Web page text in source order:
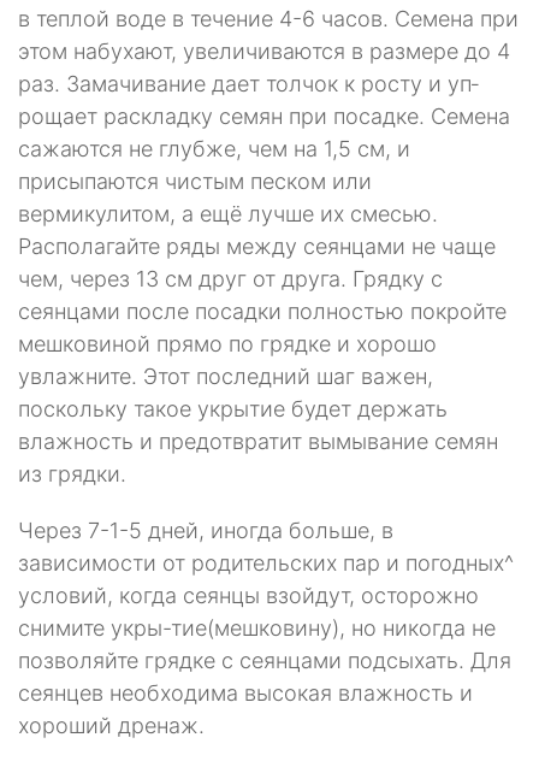
в теплой воде в течение 4-6 часов. Семена при
этом набуха­ют, увеличиваются в размере до 4
раз. Замачивание дает толчок к росту и уп­
рощает раскладку семян при посадке. Семена
сажаются не глубже, чем на 1,5 см, и
присыпаются чистым песком или
вермикулитом, а ещё лучше их смесью.
Располагайте ряды между сеянцами не чаще
чем, через 13 см друг от друга. Грядку с
сеянцами после посадки полностью покройте
мешковиной прямо по грядке и хорошо
увлажните. Этот последний шаг важен,
поскольку такое ук­рытие будет держать
влажность и предотвратит вымывание семян
из грядки.
Через 7-1-5 дней, иногда больше, в
зависимости от родительских пар и по­годных^
условий, когда сеянцы взойдут, осторожно
снимите укры-тие(мешковину), но никогда не
позволяйте грядке с сеянцами подсыхать. Для
сеянцев необходима высокая влажность и
хороший дренаж.